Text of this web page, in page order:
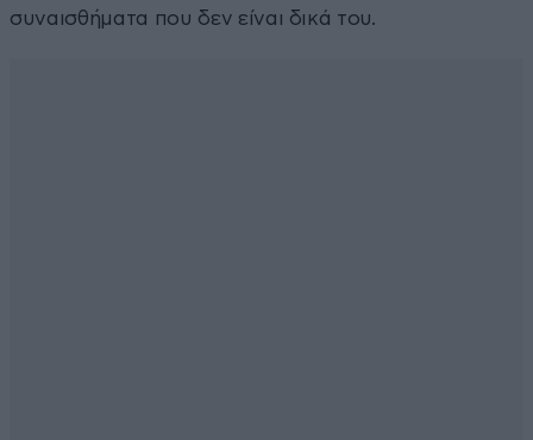
συναισθήματα που δεν είναι δικά του.